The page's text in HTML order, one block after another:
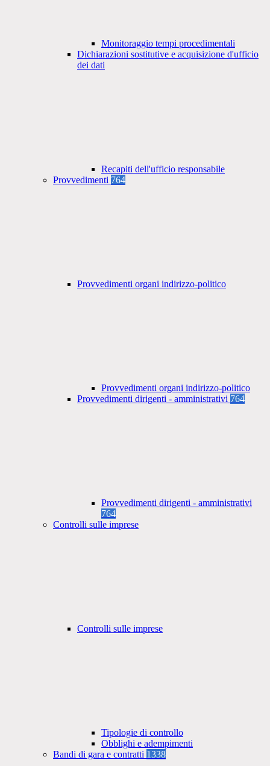
Monitoraggio tempi procedimentali
Dichiarazioni sostitutive e acquisizione d'ufficio
dei dati
Recapiti dell'ufficio responsabile
Provvedimenti 764
Provvedimenti organi indirizzo-politico
Provvedimenti organi indirizzo-politico
Provvedimenti dirigenti - amministrativi 764
Provvedimenti dirigenti - amministrativi
764
Controlli sulle imprese
Controlli sulle imprese
Tipologie di controllo
Obblighi e adempimenti
Bandi di gara e contratti 1338